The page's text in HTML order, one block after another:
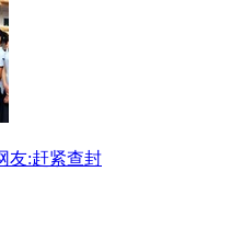
友:赶紧查封